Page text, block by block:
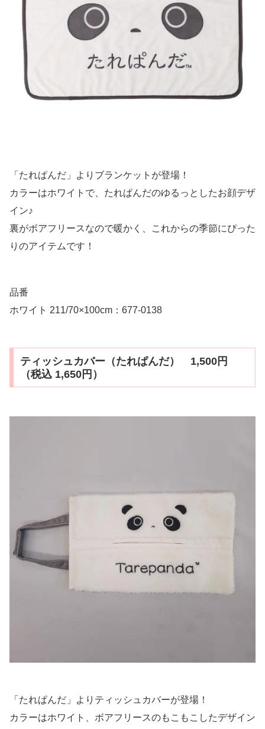
「たれぱんだ」よりブランケットが登場！
カラーはホワイトで、たれぱんだのゆるっとしたお顔デザ
イン♪
裏がボアフリースなので暖かく、これからの季節にぴった
りのアイテムです！
品番
ホワイト 211/70×100cm：677-0138
ティッシュカバー（たれぱんだ） 1,500円
（税込 1,650円）
「たれぱんだ」よりティッシュカバーが登場！
カラーはホワイト、ボアフリースのもこもこしたデザイン